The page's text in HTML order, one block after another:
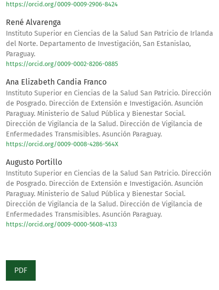
https://orcid.org/0009-0009-2906-8424
René Alvarenga
Instituto Superior en Ciencias de la Salud San Patricio de Irlanda
del Norte. Departamento de Investigación, San Estanislao,
Paraguay.
https://orcid.org/0009-0002-8206-0885
Ana Elizabeth Candia Franco
Instituto Superior en Ciencias de la Salud San Patricio. Dirección
de Posgrado. Dirección de Extensión e Investigación. Asunción
Paraguay. Ministerio de Salud Pública y Bienestar Social.
Dirección de Vigilancia de la Salud. Dirección de Vigilancia de
Enfermedades Transmisibles. Asunción Paraguay.
https://orcid.org/0009-0008-4286-564X
Augusto Portillo
Instituto Superior en Ciencias de la Salud San Patricio. Dirección
de Posgrado. Dirección de Extensión e Investigación. Asunción
Paraguay. Ministerio de Salud Pública y Bienestar Social.
Dirección de Vigilancia de la Salud. Dirección de Vigilancia de
Enfermedades Transmisibles. Asunción Paraguay.
https://orcid.org/0009-0000-5608-4133
PDF